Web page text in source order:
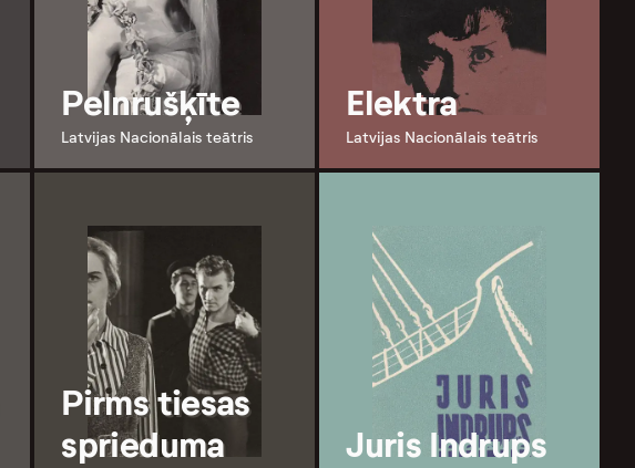
Pelnrušķīte
Latvijas Nacionālais teātris
Elektra
Latvijas Nacionālais teātris
Pirms tiesas
sprieduma
Juris Indrups